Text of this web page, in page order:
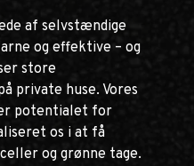
af selvstændige
og effektive – og
store
private huse. Vores
potentialet for
os i at få
og grønne tage.